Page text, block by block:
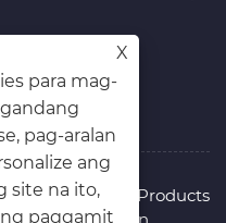
X
para mag-
pag-aralan
ang
site na ito,
paggamit